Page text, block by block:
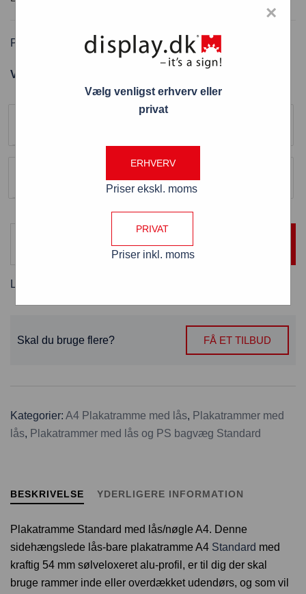
Plakatramme Standard med lås/nøgle A4
Varenummer: PRMLA4STD
TILFØJ TIL KURV
Levering:
Skal du bruge flere? FÅ ET TILBUD
Kategorier: A4 Plakatramme med lås, Plakatrammer med
lås, Plakatrammer med lås og PS bagvæg Standard
BESKRIVELSE YDERLIGERE INFORMATION
Plakatramme Standard med lås/nøgle A4. Denne
sidehængslede lås-bare plakatramme A4 Standard med
kraftig 54 mm sølveloxeret alu-profil, er til dig der skal
bruge rammer inde eller overdækket udendørs, og som vil
Vælg venligst erhverv eller
privat
ERHVERV
Priser ekskl. moms
PRIVAT
Priser inkl. moms
×